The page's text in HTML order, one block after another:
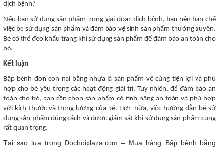
dịch bệnh?
Nếu bạn sử dụng sản phẩm trong giai đoạn dịch bệnh, bạn nên hạn chế
việc bé sử dụng sản phẩm và đảm bảo vệ sinh sản phẩm thường xuyên.
Bé có thể đeo khẩu trang khi sử dụng sản phẩm để đảm bảo an toàn cho
bé.
Kết luận
Bập bênh đơn con nai bằng nhựa là sản phẩm vô cùng tiện lợi và phù
hợp cho bé yêu trong các hoạt động giải trí. Tuy nhiên, để đảm bảo an
toàn cho bé, bạn cần chọn sản phẩm có tính năng an toàn và phù hợp
với kích thước và trọng lượng của bé. Hơn nữa, việc hướng dẫn bé sử
dụng sản phẩm đúng cách và được giám sát khi sử dụng sản phẩm cũng
rất quan trọng.
Tại sao lựa trọng Dochoiplaza.com – Mua hàng Bấp bênh bằng